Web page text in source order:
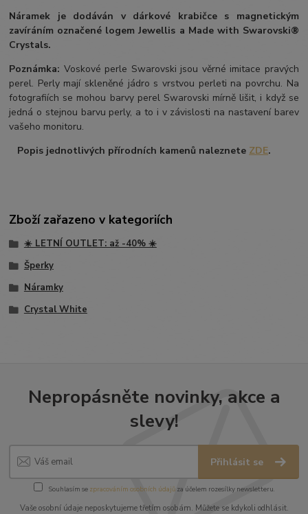
Náramek je dodáván v dárkové krabičce s magnetickým
zavíráním označené logem Jewellis a Made with Swarovski®
Crystals.
Poznámka: Voskové perle Swarovski jsou věrné imitace pravých
perel. Perly mají skleněné jádro s vrstvou perleti na povrchu. Na
fotografiích se mohou barvy perel Swarovski mírně lišit, i když se
jedná o stejnou barvu perly, a to i v závislosti na nastavení barev
vašeho monitoru.
Popis jednotlivých přírodních kamenů naleznete ZDE.
Zboží zařazeno v kategoriích
☀️ LETNÍ OUTLET: až -40% ☀️
Šperky
Náramky
Crystal White
Nepropásněte novinky, akce a
slevy!
Přihlásit se
Souhlasím se zpracováním osobních údajůza účelem rozesílky newsletteru.
Vaše osobní údaje neposkytujeme třetím osobám. Můžete se kdykoli odhlásit.